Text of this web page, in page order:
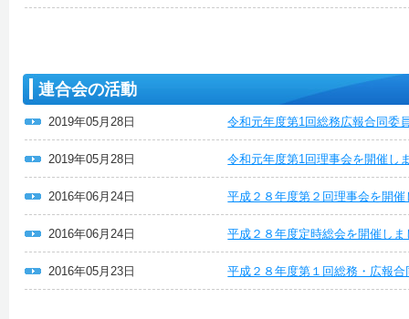
連合会の活動
2019年05月28日 令和元年度第1回総務広報合同委
2019年05月28日 令和元年度第1回理事会を開催し
2016年06月24日 平成２８年度第２回理事会を開催
2016年06月24日 平成２８年度定時総会を開催しま
2016年05月23日 平成２８年度第１回総務・広報